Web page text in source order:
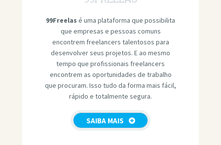
99Freelas é uma plataforma que possibilita
que empresas e pessoas comuns
encontrem freelancers talentosos para
desenvolver seus projetos. E ao mesmo
tempo que profissionais freelancers
encontrem as oportunidades de trabalho
que procuram. Isso tudo da forma mais fácil,
rápido e totalmente segura.
SAIBA MAIS